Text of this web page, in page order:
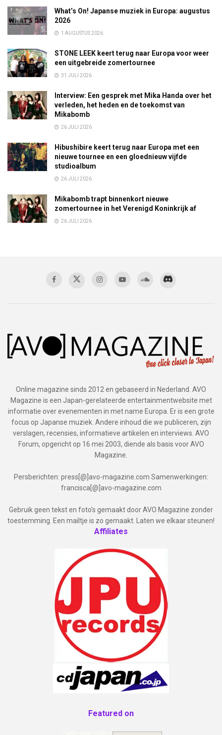
What’s On! Japanse muziek in Europa: augustus
2026
1 AUGUSTUS 2026
STONE LEEK keert terug naar Europa voor weer
een uitgebreide zomertournee
31 JULI 2026
Interview: Een gesprek met Mika Handa over het
verleden, het heden en de toekomst van
Mikabomb
26 JULI 2026
Hibushibire keert terug naar Europa met een
nieuwe tournee en een gloednieuw vijfde
studioalbum
26 JULI 2026
Mikabomb trapt binnenkort nieuwe
zomertournee in het Verenigd Koninkrijk af
26 JULI 2026
Online magazine sinds 2012 en gebaseerd in Nederland. AVO
Magazine is een Japan-gerelateerde entertainmentwebsite met
informatie over evenementen in met name Europa. Er is een grote
focus op Japanse muziek. Andere inhoud die we publiceren, zijn
verslagen, recensies, informatieve artikelen en interviews. AVO
Forum, opgericht op 16 mei 2003, diende als basis voor AVO
Magazine.
Persberichten: press[@]avo-magazine.com Samenwerkingen:
francisca[@]avo-magazine.com
Gebruik geen tekst en foto's gemaakt door AVO Magazine zonder
toestemming. Een mailtje is zo gemaakt. Laten we elkaar steunen!
Affiliates
Featured on